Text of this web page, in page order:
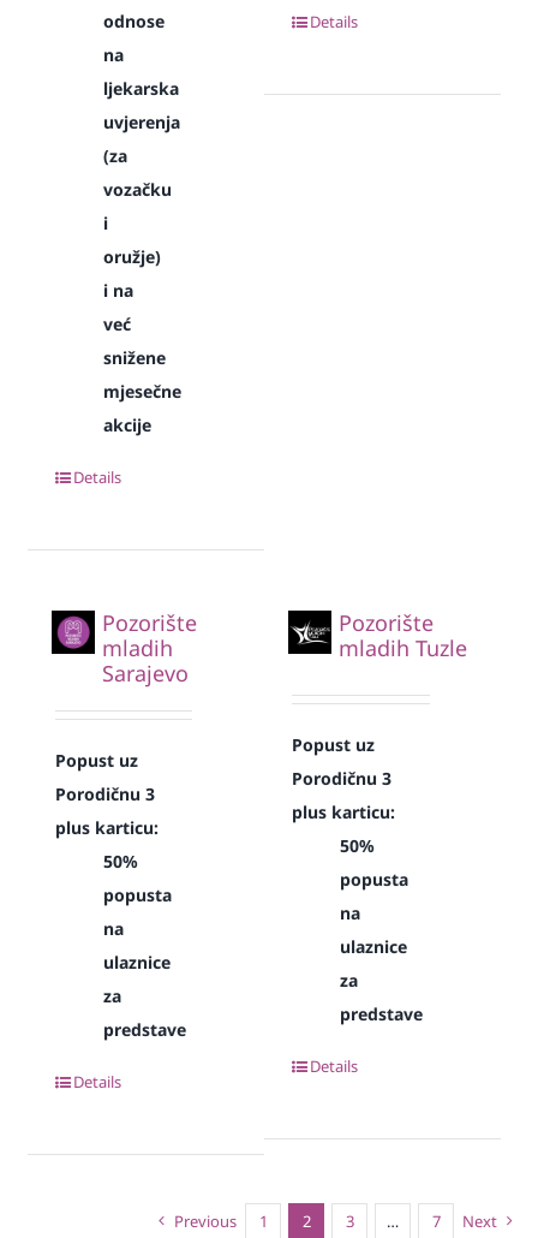
odnose
na
ljekarska
uvjerenja
(za
vozačku
i
oružje)
i na
već
snižene
mjesečne
akcije
Details
Details
Pozorište
mladih
Sarajevo
Popust uz
Porodičnu 3
plus karticu:
50%
popusta
na
ulaznice
za
predstave
Details
Pozorište
mladih Tuzle
Popust uz
Porodičnu 3
plus karticu:
50%
popusta
na
ulaznice
za
predstave
Details
Previous 1 2 3 … 7 Next